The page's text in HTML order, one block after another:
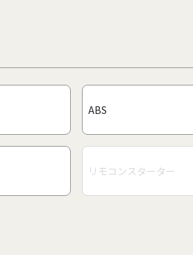
ABS
リモコンスターター